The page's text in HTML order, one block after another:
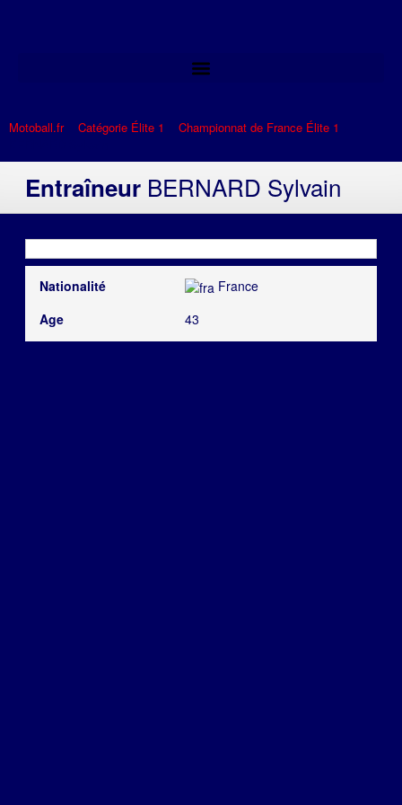
Motoball.fr> Catégorie Élite 1 Championnat de France Élite 1
Entraîneur BERNARD Sylvain
Nationalité
France
Age
43